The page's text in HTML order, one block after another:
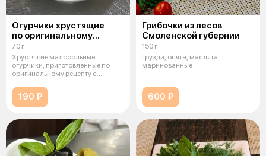
Огурчики хрустящие
по оригинальному
рецепту
70 г
Хрустящие малосольные
огурчики, приготовленные по
оригинальному рецепту с
190 ₽
Грибочки из лесов
Смоленской губернии
150 г
Грузди, опята, маслята
маринованные
600 ₽